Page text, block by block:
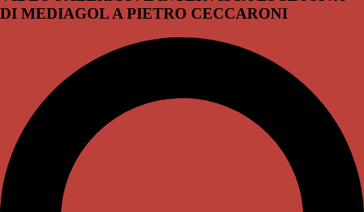
DI MEDIAGOL A PIETRO CECCARONI